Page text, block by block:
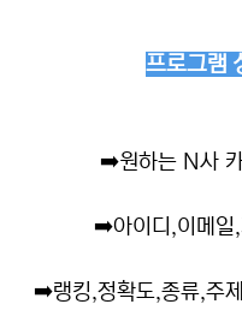
프로그램
➡️원하는 N사
➡️아이디,이메일
➡️랭킹,정확도,종류,주